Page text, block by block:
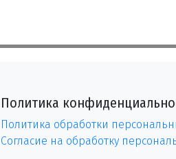
Политика
Политика обработки
Согласие на обработку